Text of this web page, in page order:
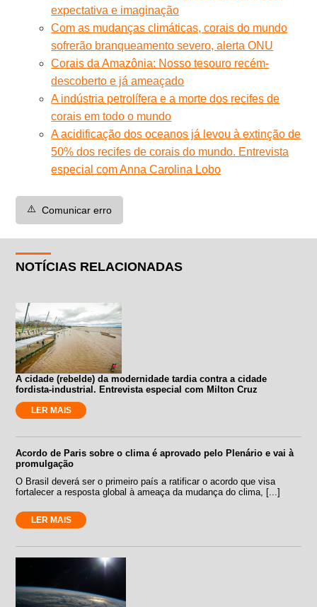
expectativa e imaginação
Com as mudanças climáticas, corais do mundo
sofrerão branqueamento severo, alerta ONU
Corais da Amazônia: Nosso tesouro recém-
descoberto e já ameaçado
A indústria petrolífera e a morte dos recifes de
corais em todo o mundo
A acidificação dos oceanos já levou à extinção de
50% dos recifes de corais do mundo. Entrevista
especial com Anna Carolina Lobo
⚠️ Comunicar erro
NOTÍCIAS RELACIONADAS
A cidade (rebelde) da modernidade tardia contra a cidade
fordista-industrial. Entrevista especial com Milton Cruz
LER MAIS
Acordo de Paris sobre o clima é aprovado pelo Plenário e vai à
promulgação
O Brasil deverá ser o primeiro país a ratificar o acordo que visa
fortalecer a resposta global à ameaça da mudança do clima, [...]
LER MAIS